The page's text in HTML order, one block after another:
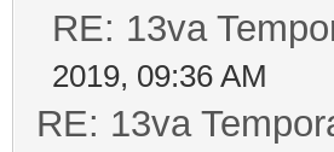
RE: 13va
2019, 09:36 AM
RE: 13va